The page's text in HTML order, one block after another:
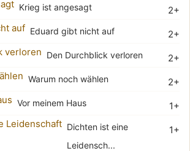
2+
Krieg ist angesagt
2+
Eduard gibt nicht auf
2+
Den Durchblick verloren
2+
Warum noch wählen
1+
Vor meinem Haus
1+
Dichten ist eine
Leidensch...